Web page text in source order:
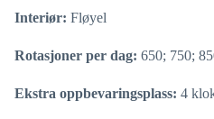
Interiør: Fløyel
Rotasjoner per dag: 650; 750;
Ekstra oppbevaringsplass: 4